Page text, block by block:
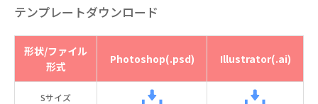
テンプレートダウンロード
形状/ファイル
形式
Photoshop(.psd) Illustrator(.ai)
Sサイズ